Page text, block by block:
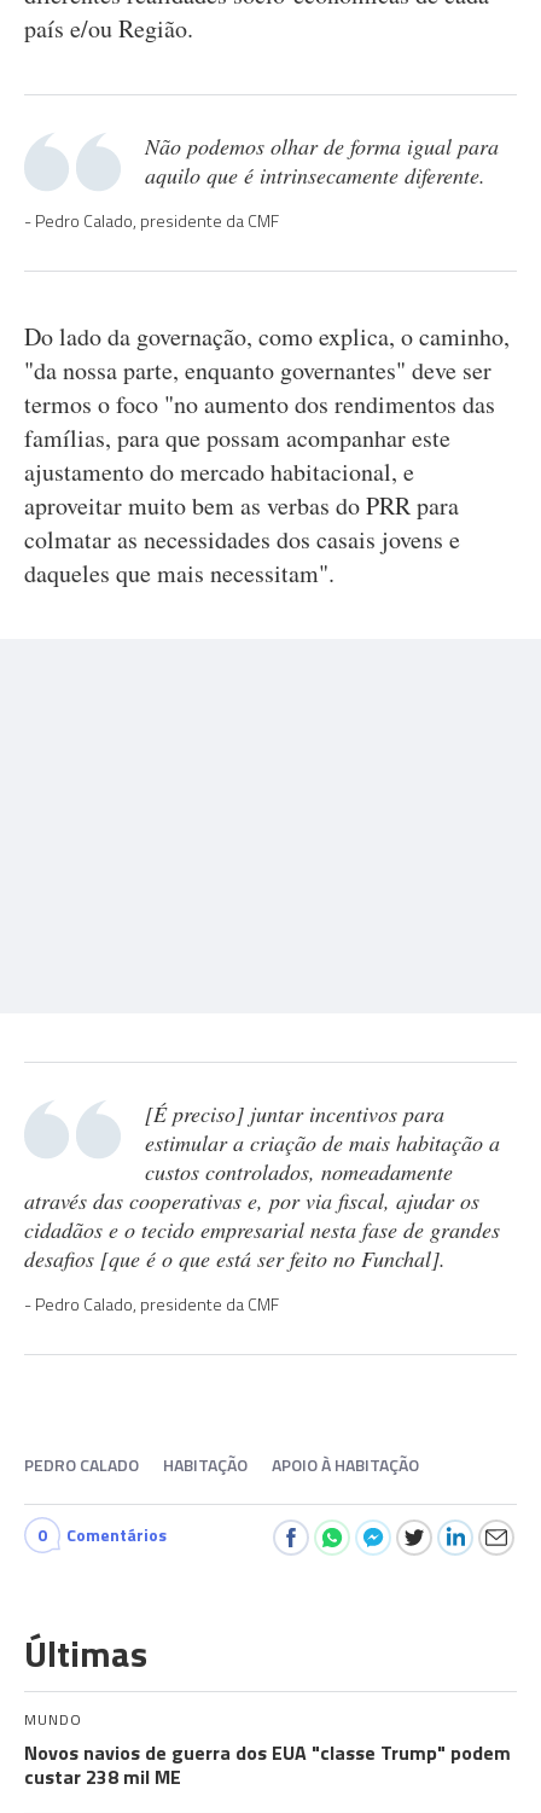
país e/ou Região.
Não podemos olhar de forma igual para
aquilo que é intrinsecamente diferente.
Pedro Calado, presidente da CMF
Do lado da governação, como explica, o caminho,
"da nossa parte, enquanto governantes" deve ser
termos o foco "no aumento dos rendimentos das
famílias, para que possam acompanhar este
ajustamento do mercado habitacional, e
aproveitar muito bem as verbas do PRR para
colmatar as necessidades dos casais jovens e
daqueles que mais necessitam".
[É preciso] juntar incentivos para
estimular a criação de mais habitação a
custos controlados, nomeadamente
através das cooperativas e, por via fiscal, ajudar os
cidadãos e o tecido empresarial nesta fase de grandes
desafios [que é o que está ser feito no Funchal].
Pedro Calado, presidente da CMF
PEDRO CALADO HABITAÇÃO APOIO À HABITAÇÃO
0 Comentários
Últimas
MUNDO
Novos navios de guerra dos EUA "classe Trump" podem
custar 238 mil ME